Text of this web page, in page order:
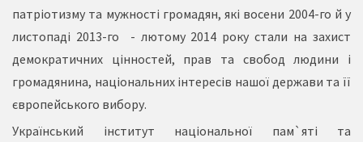
патріотизму та мужності громадян, які восени 2004-го й у
листопаді 2013-го - лютому 2014 року стали на захист
демократичних цінностей, прав та свобод людини і
громадянина, національних інтересів нашої держави та її
європейського вибору.
Український інститут національної пам`яті та